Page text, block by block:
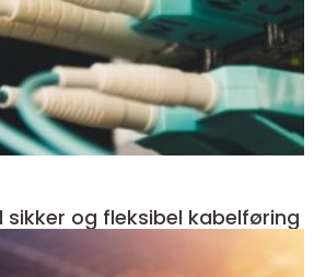
sikker og fleksibel kabelføring